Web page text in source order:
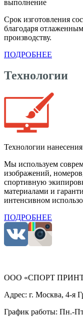
выполнение
Срок изготовления
благодаря
производству.
ПОДРОБНЕЕ
Технологии
Технологии нанесения
Мы используем
изображений,
спортивную
материалами и
интенсивном
ПОДРОБНЕЕ
ООО «СПОРТ
Адрес: г. Москва, 4-я
График работы: Пн.-